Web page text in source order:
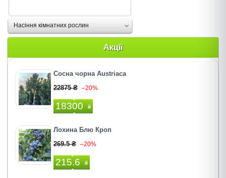
Насіння кімнатних рослин
Акції
Сосна чорна Austriaca
22875 ₴ –20%
18300 ₴
Лохина Блю Кроп
269.5 ₴ –20%
215.6 ₴